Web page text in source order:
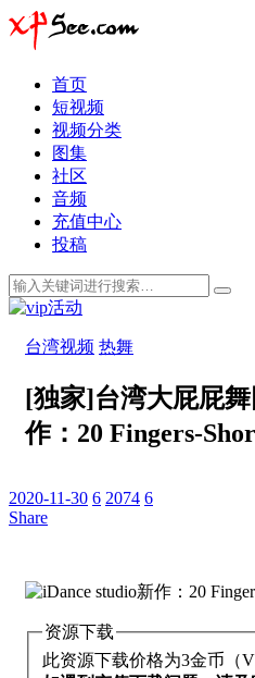
首页
短视频
视频分类
图集
社区
音频
充值中心
投稿
台湾视频 热舞
[独家]台湾大屁屁
作：20 Fingers-
2020-11-30 6 2074 6
Share
资源下载
此资源下载价格为3金币（